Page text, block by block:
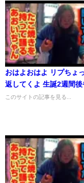
おはよおはよ リプちょ
返してくよ 生誕2週
このサイトの記事を見る...